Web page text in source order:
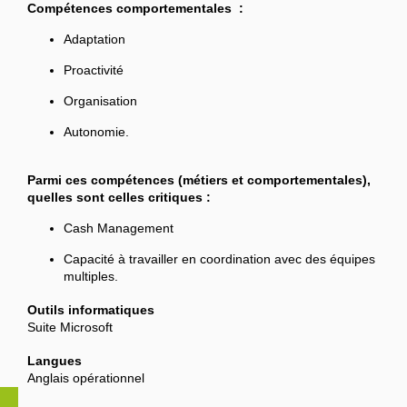
Compétences comportementales :
Adaptation
Proactivité
Organisation
Autonomie.
Parmi ces compétences (métiers et comportementales),
quelles sont celles critiques :
Cash Management
Capacité à travailler en coordination avec des équipes
multiples.
Outils informatiques
Suite Microsoft
Langues
Anglais opérationnel